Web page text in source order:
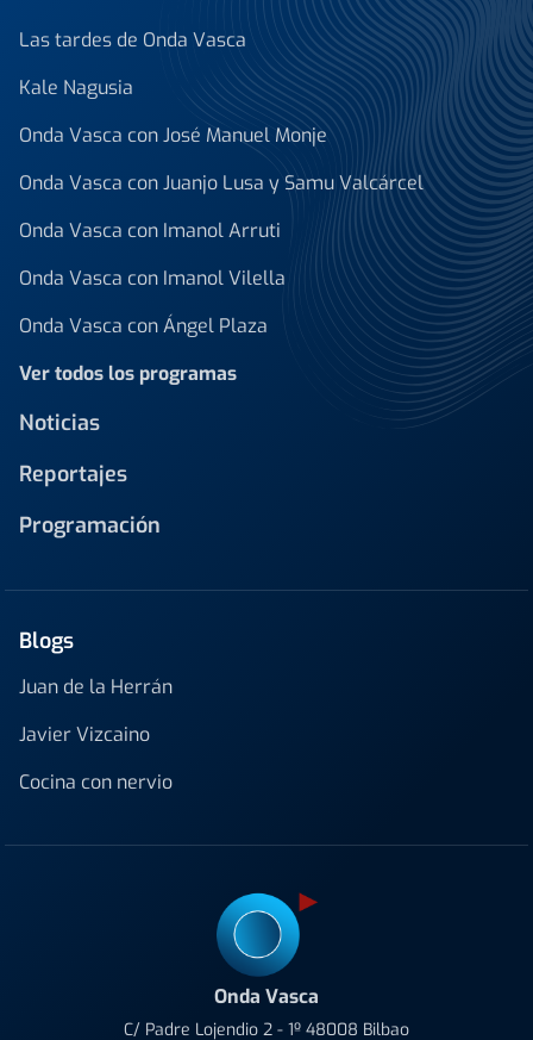
Las tardes de Onda Vasca
Kale Nagusia
Onda Vasca con José Manuel Monje
Onda Vasca con Juanjo Lusa y Samu Valcárcel
Onda Vasca con Imanol Arruti
Onda Vasca con Imanol Vilella
Onda Vasca con Ángel Plaza
Ver todos los programas
Noticias
Reportajes
Programación
Blogs
Juan de la Herrán
Javier Vizcaino
Cocina con nervio
Onda Vasca
C/ Padre Lojendio 2 - 1º 48008 Bilbao